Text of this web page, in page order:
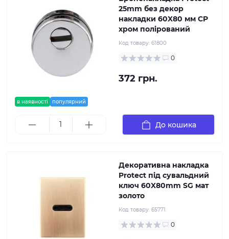
в наявності популярний
25mm без декор
накладки 60X80 мм CP
хром полірований
Код товару: 61800
0
372 грн.
До кошика
Декоративна накладка
Protect під сувальдний
ключ 60X80mm SG мат
золото
Код товару: 65771
0